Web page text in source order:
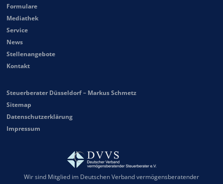
Formulare
Mediathek
Service
News
Stellenangebote
Kontakt
Steuerberater Düsseldorf – Markus Schmetz
Sitemap
Datenschutzerklärung
Impressum
Wir sind Mitglied im Deutschen Verband vermögensberatender